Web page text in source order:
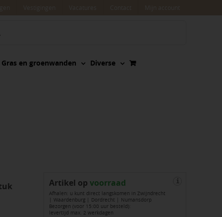
Gras en groenwanden Diverse
Artikel op voorraad
Afhalen: u kunt direct langskomen in Zwijndrecht
| Waardenburg | Dordrecht | Numansdorp
Bezorgen (voor 15:00 uur besteld):
levertijd max. 2 werkdagen
i